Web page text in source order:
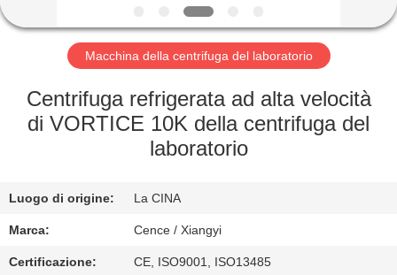
NOI
VISITA
ALLA
FABBRICA
DELLA
QUALITÀ
Macchina della centrifuga del laboratorio
Centrifuga refrigerata ad alta velocità
di VORTICE 10K della centrifuga del
laboratorio
Luogo di origine: La CINA
Marca: Cence / Xiangyi
Certificazione: CE, ISO9001, ISO13485